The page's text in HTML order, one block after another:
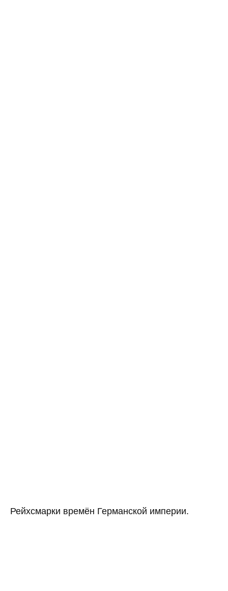
Рейхсмарки времён Германской империи.